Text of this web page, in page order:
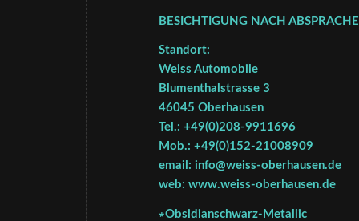
BESICHTIGUNG NACH
Standort:
Weiss Automobile
Blumenthalstrasse 3
46045 Oberhausen
Tel.: +49(0)208-9911696
Mob.: +49(0)152-21008909
email: info@weiss-oberhausen.de
web: www.weiss-oberhausen.de
∗Obsidianschwarz-Metallic